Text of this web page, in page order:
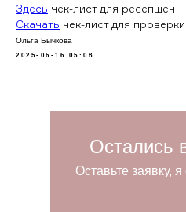
Здесь чек-лист для ресепшен
Скачать чек-лист для
Ольга Бычкова
2025-06-16 05:08
Оставьте заявку,
Остались